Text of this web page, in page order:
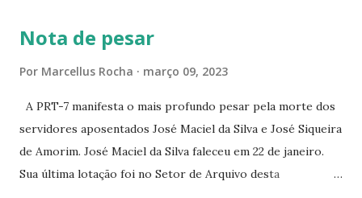
☆CINE VIP CLUBE RUA 24 DE MAIO 825 ☆CINE ECLIPSE
Nota de pesar
Por Marcellus Rocha março 09, 2023
A PRT-7 manifesta o mais profundo pesar pela morte dos
servidores aposentados José Maciel da Silva e José Siqueira
de Amorim. José Maciel da Silva faleceu em 22 de janeiro.
Sua última lotação foi no Setor de Arquivo desta